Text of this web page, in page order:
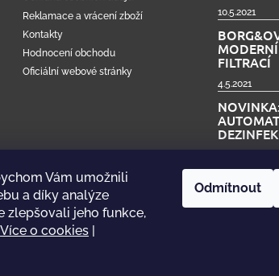
Vám umožnili
a díky analýze
zlepšovali jeho funkce,
Více o cookies |
Odmítnout
Reklamace a vrácení zboží
Kontakty
Hodnocení obchodu
Oficiální webové stránky
10.5.2021
FILTRACÍ
4.5.2021
Ukázat
mytapp.cz | Oficiální webové stránky